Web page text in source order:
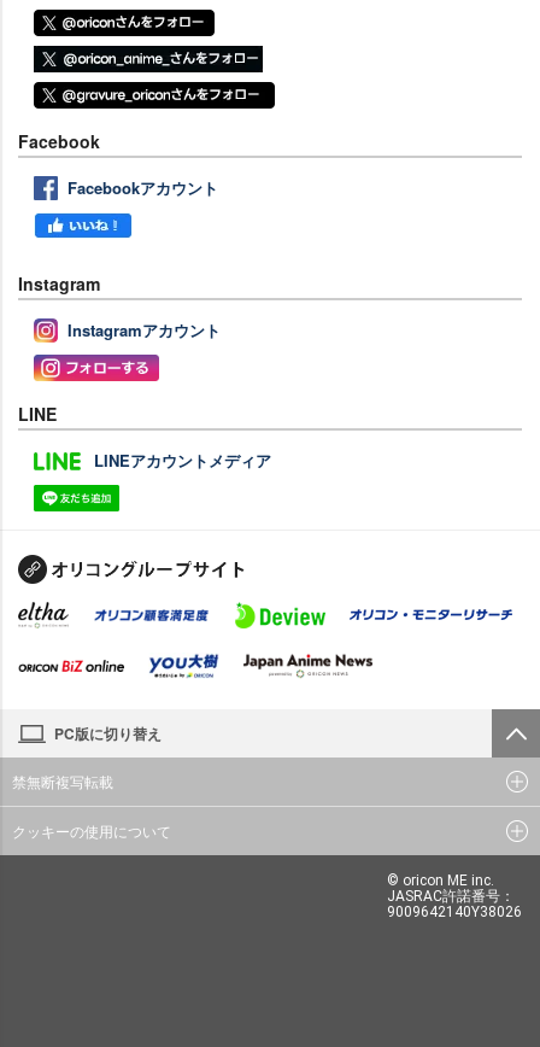
Facebook
Facebookアカウント
Instagram
Instagramアカウント
LINE
LINEアカウントメディア
PC版に切り替え
禁無断複写転載
クッキーの使用について
© oricon ME inc.
JASRAC許諾番号：
9009642140Y38026